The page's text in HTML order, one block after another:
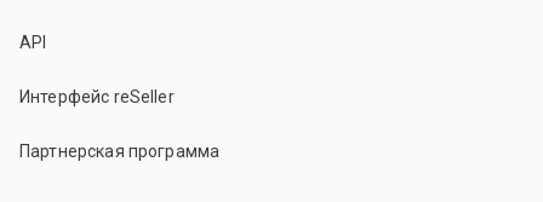
API
Интерфейс reSeller
Партнерская программа